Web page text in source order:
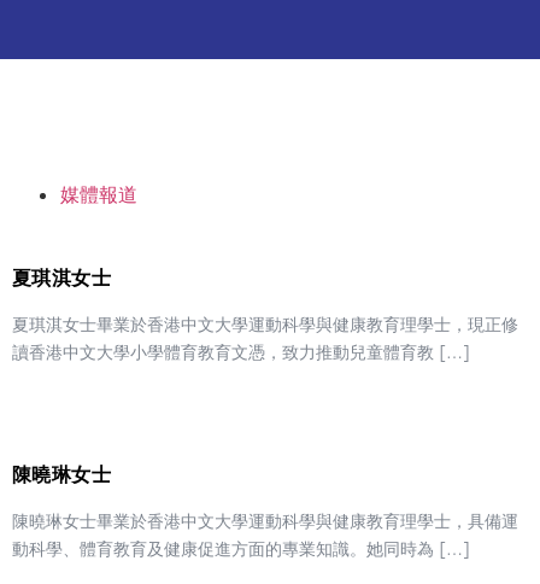
媒體報道
夏琪淇女士
夏琪淇女士畢業於香港中文大學運動科學與健康教育理學士，現正修
讀香港中文大學小學體育教育文憑，致力推動兒童體育教 […]
陳曉琳女士
陳曉琳女士畢業於香港中文大學運動科學與健康教育理學士，具備運
動科學、體育教育及健康促進方面的專業知識。她同時為 […]